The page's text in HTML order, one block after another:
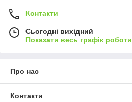
Контакти
Сьогодні вихідний
Показати весь графік роботи
Про нас
Контакти